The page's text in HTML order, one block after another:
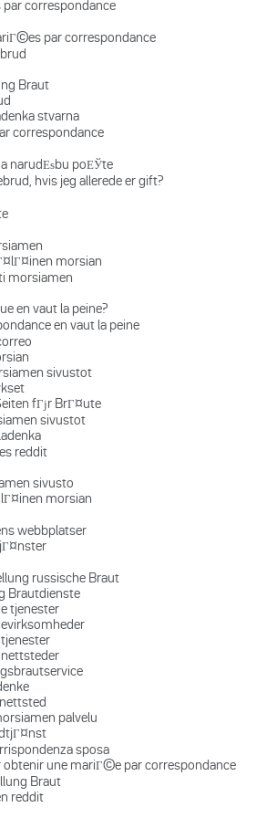
correspondance
par correspondance
Braut
stvarna
correspondance
narudЕѕbu poЕЎte
hvis jeg allerede er gift?
morsian
morsiamen
en vaut la peine?
en vaut la peine
sivustot
fГјr BrГ¤ute
sivustot
reddit
sivusto
morsian
webbplatser
russische Braut
Brautdienste
tjenester
palvelu
sposa
obtenir une mariГ©e par correspondance
Braut
reddit